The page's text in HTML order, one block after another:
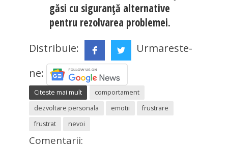
găsi cu siguranță alternative
pentru rezolvarea problemei.
Distribuie:
Urmareste-
ne:
Citeste mai mult
comportament
dezvoltare personala
emotii
frustrare
frustrat
nevoi
Comentarii: